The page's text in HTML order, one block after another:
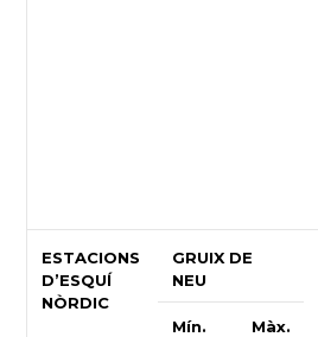
ESTACIONS
D’ESQUÍ
NÒRDIC
GRUIX DE
NEU
Mín. Màx.